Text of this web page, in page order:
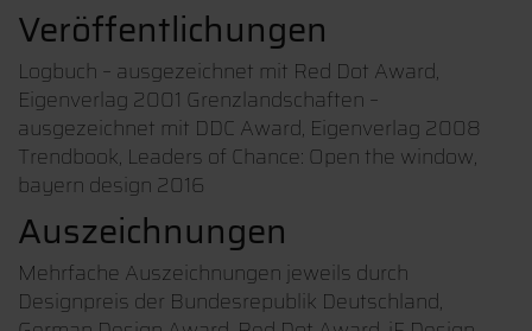
Veröffentlichungen
Logbuch – ausgezeichnet mit Red Dot Award,
Eigenverlag 2001 Grenzlandschaften –
ausgezeichnet mit DDC Award, Eigenverlag 2008
Trendbook, Leaders of Chance: Open the window,
bayern design 2016
Auszeichnungen
Mehrfache Auszeichnungen jeweils durch
Designpreis der Bundesrepublik Deutschland,